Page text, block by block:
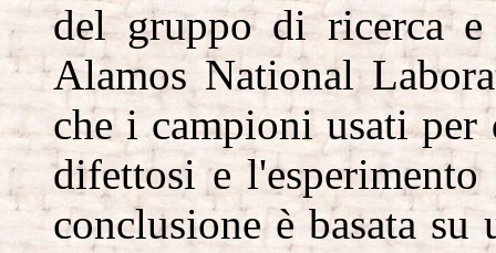
del gruppo di ricerca
Alamos National
che i campioni usati per
difettosi e l'esperimento
conclusione è basata